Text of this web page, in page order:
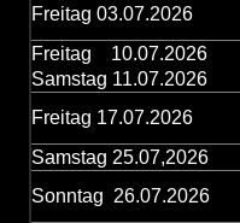
Freitag 03.07.2026
Freitag 10.07.2026
Samstag 11.07.2026
Freitag 17.07.2026
Samstag 25.07,2026
Sonntag 26.07.2026